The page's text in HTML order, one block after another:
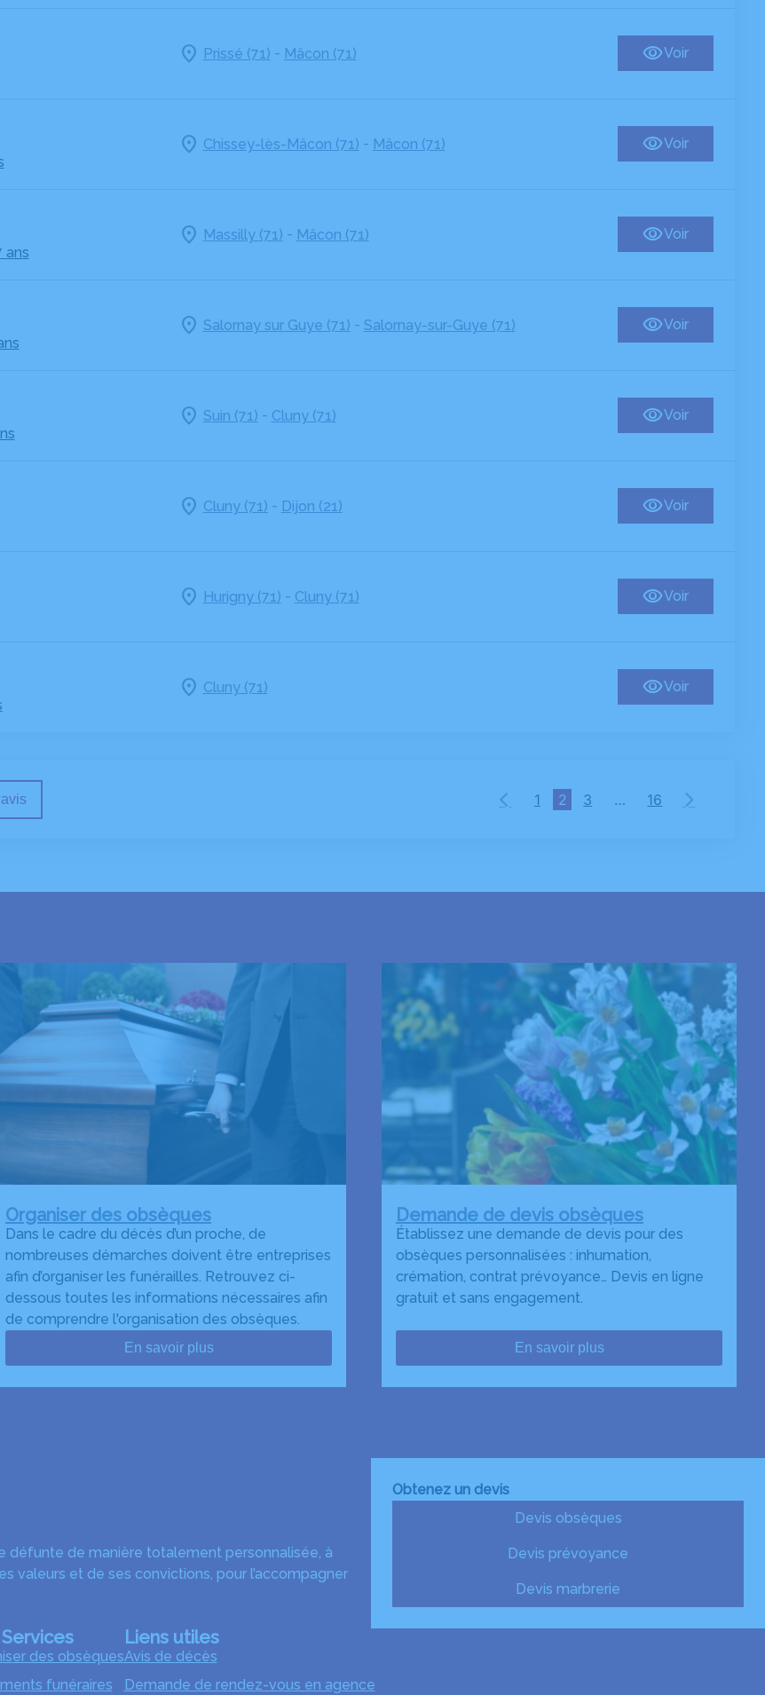
Prissé (71) - Mâcon (71) Voir
Chissey-lès-Mâcon (71) - Mâcon (71) Voir
ans
Massilly (71) - Mâcon (71) Voir
Salornay sur Guye (71) - Salornay-sur-Guye (71) Voir
Suin (71) - Cluny (71) Voir
Cluny (71) - Dijon (21) Voir
Hurigny (71) - Cluny (71) Voir
Cluny (71) Voir
1 2 3 … 16
Organiser des obsèques
Dans le cadre du décès d’un proche, de
nombreuses démarches doivent être entreprises
afin d’organiser les funérailles. Retrouvez ci-
dessous toutes les informations nécessaires afin
de comprendre l'organisation des obsèques.
En savoir plus
Demande de devis obsèques
Établissez une demande de devis pour des
obsèques personnalisées : inhumation,
crémation, contrat prévoyance… Devis en ligne
gratuit et sans engagement.
En savoir plus
défunte de manière totalement personnalisée, à
valeurs et de ses convictions, pour l’accompagner
Obtenez un devis
Devis obsèques
Devis prévoyance
Devis marbrerie
des obsèques
funéraires
Liens utiles
Avis de décès
Demande de rendez-vous en agence